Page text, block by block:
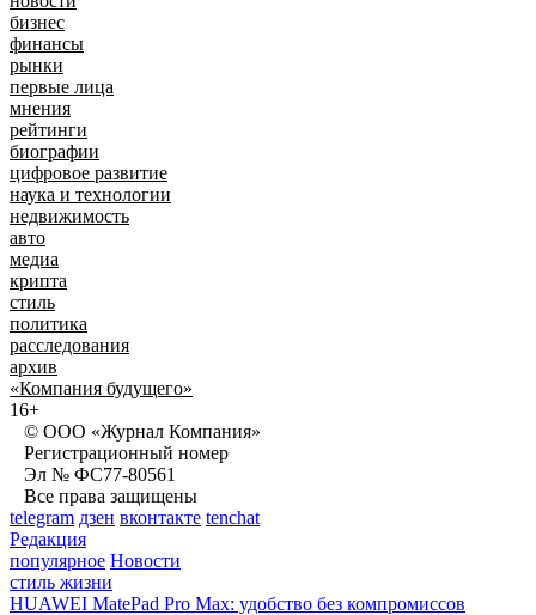
бизнес
финансы
рынки
первые лица
мнения
рейтинги
биографии
цифровое развитие
наука и технологии
недвижимость
авто
медиа
крипта
стиль
политика
расследования
архив
«Компания будущего»
16+
© ООО «Журнал Компания»
Регистрационный номер
Эл № ФС77-80561
Все права защищены
telegram дзен вконтакте tenchat
Редакция
популярное Новости
стиль жизни
HUAWEI MatePad Pro Max: удобство без компромиссов